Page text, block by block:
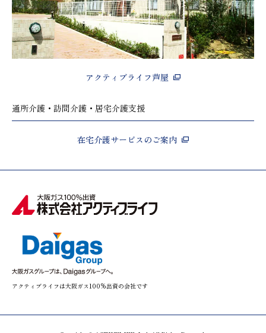
アクティブライフ芦屋
通所介護・訪問介護・居宅介護支援
在宅介護サービスのご案内
アクティブライフは大阪ガス100%出資の会社です